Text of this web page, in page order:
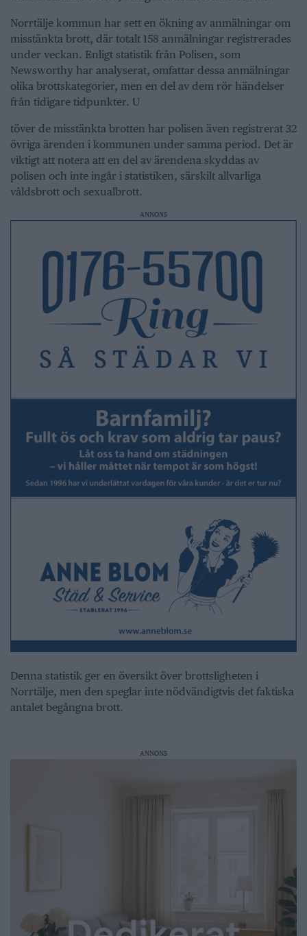
Norrtälje kommun har sett en ökning av anmälningar om
misstänkta brott, där totalt 158 anmälningar registrerades
under veckan. Enligt statistik från Polisen, som
Newsworthy har analyserat, omfattar dessa anmälningar
olika brottskategorier, men en del av dem rör händelser
från tidigare tidpunkter. U
töver de misstänkta brotten har polisen även registrerat 32
övriga ärenden i kommunen under samma period. Det är
viktigt att notera att en del av ärendena skyddas av
polisen och inte ingår i statistiken, särskilt allvarliga
våldsbrott och sexualbrott.
ANNONS
Denna statistik ger en översikt över brottsligheten i
Norrtälje, men den speglar inte nödvändigtvis det faktiska
antalet begångna brott.
ANNONS